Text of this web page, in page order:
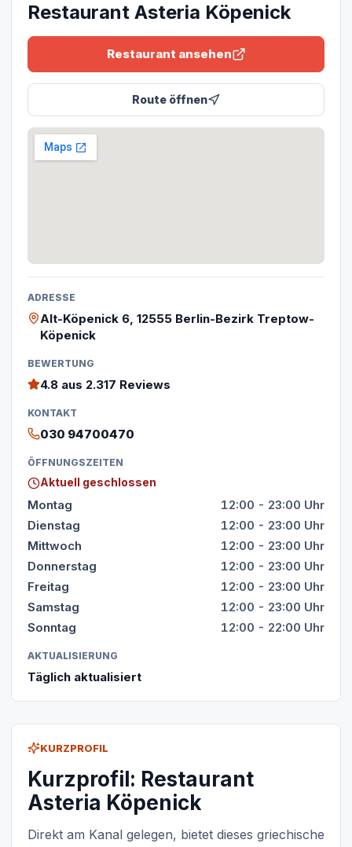
KURZPROFIL
Kurzprofil: Restaurant
Asteria Köpenick
Direkt am Kanal gelegen, bietet dieses griechische
Restaurant Asteria Köpenick
Restaurant ansehen
Route öffnen
ADRESSE
Alt-Köpenick 6, 12555 Berlin-Bezirk Treptow-
Köpenick
BEWERTUNG
4.8 aus 2.317 Reviews
KONTAKT
030 94700470
ÖFFNUNGSZEITEN
Aktuell geschlossen
Montag
12:00 - 23:00 Uhr
Dienstag
12:00 - 23:00 Uhr
Mittwoch
12:00 - 23:00 Uhr
Donnerstag
12:00 - 23:00 Uhr
Freitag
12:00 - 23:00 Uhr
Samstag
12:00 - 23:00 Uhr
Sonntag
12:00 - 22:00 Uhr
AKTUALISIERUNG
Täglich aktualisiert